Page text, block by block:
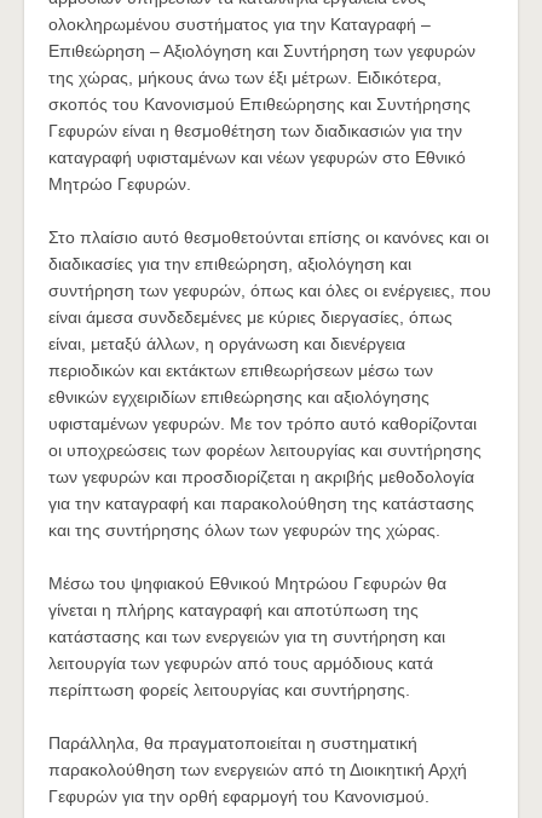
ολοκληρωμένου συστήματος για την Καταγραφή –
Επιθεώρηση – Αξιολόγηση και Συντήρηση των γεφυρών
της χώρας, μήκους άνω των έξι μέτρων. Ειδικότερα,
σκοπός του Κανονισμού Επιθεώρησης και Συντήρησης
Γεφυρών είναι η θεσμοθέτηση των διαδικασιών για την
καταγραφή υφισταμένων και νέων γεφυρών στο Εθνικό
Μητρώο Γεφυρών.
Στο πλαίσιο αυτό θεσμοθετούνται επίσης οι κανόνες και οι
διαδικασίες για την επιθεώρηση, αξιολόγηση και
συντήρηση των γεφυρών, όπως και όλες οι ενέργειες, που
είναι άμεσα συνδεδεμένες με κύριες διεργασίες, όπως
είναι, μεταξύ άλλων, η οργάνωση και διενέργεια
περιοδικών και εκτάκτων επιθεωρήσεων μέσω των
εθνικών εγχειριδίων επιθεώρησης και αξιολόγησης
υφισταμένων γεφυρών. Με τον τρόπο αυτό καθορίζονται
οι υποχρεώσεις των φορέων λειτουργίας και συντήρησης
των γεφυρών και προσδιορίζεται η ακριβής μεθοδολογία
για την καταγραφή και παρακολούθηση της κατάστασης
και της συντήρησης όλων των γεφυρών της χώρας.
Μέσω του ψηφιακού Εθνικού Μητρώου Γεφυρών θα
γίνεται η πλήρης καταγραφή και αποτύπωση της
κατάστασης και των ενεργειών για τη συντήρηση και
λειτουργία των γεφυρών από τους αρμόδιους κατά
περίπτωση φορείς λειτουργίας και συντήρησης.
Παράλληλα, θα πραγματοποιείται η συστηματική
παρακολούθηση των ενεργειών από τη Διοικητική Αρχή
Γεφυρών για την ορθή εφαρμογή του Κανονισμού.